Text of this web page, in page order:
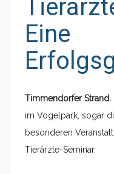
Eine
Timmendorfer Strand.
im Vogelpark, sogar
besonderen
Tierärzte-Seminar.